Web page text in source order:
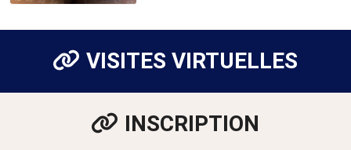
VISITES VIRTUELLES
INSCRIPTION